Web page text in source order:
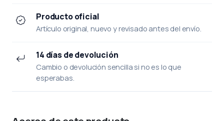
Producto oficial
Artículo original, nuevo y revisado antes del envío.
14 días de devolución
Cambio o devolución sencilla si no es lo que
esperabas.